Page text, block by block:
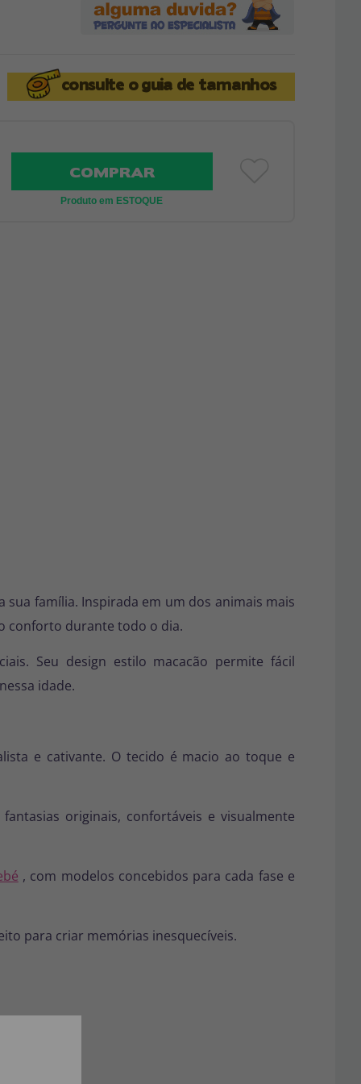
consulte oguia de tamanhos
COMPRAR
Produto em ESTOQUE
família. Inspirada em um dos animais mais
conforto durante todo o dia.
Seu design estilo macacão permite fácil
idade.
e cativante. O tecido é macio ao toque e
originais, confortáveis e visualmente
, com modelos concebidos para cada fase e
para criar memórias inesquecíveis.